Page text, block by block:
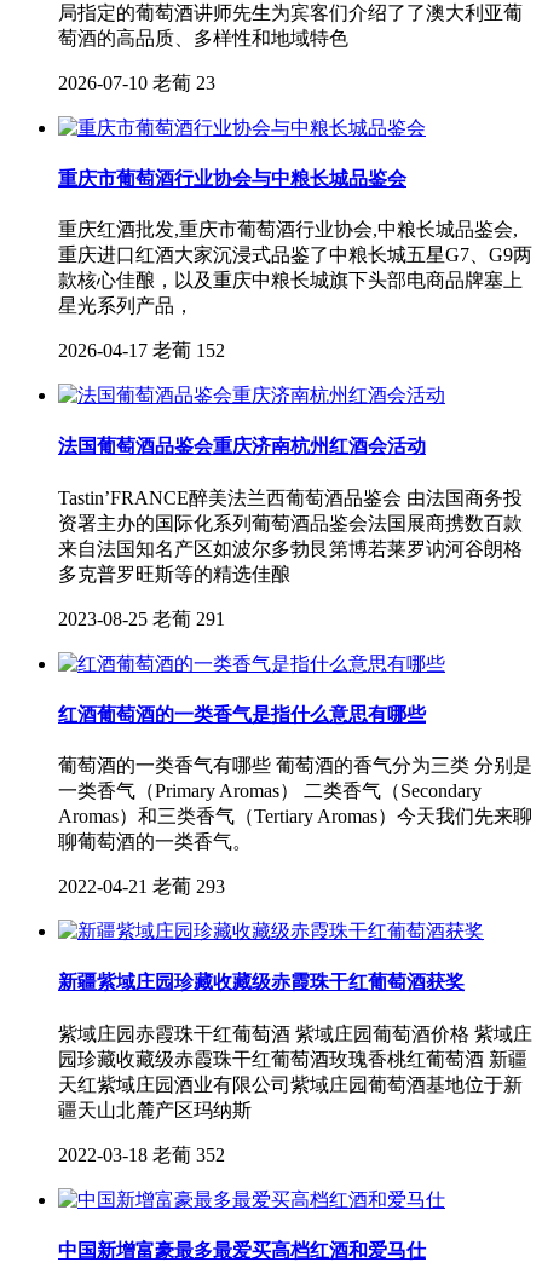
局指定的葡萄酒讲师先生为宾客们介绍了了澳大利亚葡
萄酒的高品质、多样性和地域特色
2026-07-10 老葡 23
重庆市葡萄酒行业协会与中粮长城品鉴会
重庆红酒批发,重庆市葡萄酒行业协会,中粮长城品鉴会,
重庆进口红酒大家沉浸式品鉴了中粮长城五星G7、G9两
款核心佳酿，以及重庆中粮长城旗下头部电商品牌塞上
星光系列产品，
2026-04-17 老葡 152
法国葡萄酒品鉴会重庆济南杭州红酒会活动
Tastin’FRANCE醉美法兰西葡萄酒品鉴会 由法国商务投
资署主办的国际化系列葡萄酒品鉴会法国展商携数百款
来自法国知名产区如波尔多勃艮第博若莱罗讷河谷朗格
多克普罗旺斯等的精选佳酿
2023-08-25 老葡 291
红酒葡萄酒的一类香气是指什么意思有哪些
葡萄酒的一类香气有哪些 葡萄酒的香气分为三类 分别是
一类香气（Primary Aromas） 二类香气（Secondary
Aromas）和三类香气（Tertiary Aromas）今天我们先来聊
聊葡萄酒的一类香气。
2022-04-21 老葡 293
新疆紫域庄园珍藏收藏级赤霞珠干红葡萄酒获奖
紫域庄园赤霞珠干红葡萄酒 紫域庄园葡萄酒价格 紫域庄
园珍藏收藏级赤霞珠干红葡萄酒玫瑰香桃红葡萄酒 新疆
天红紫域庄园酒业有限公司紫域庄园葡萄酒基地位于新
疆天山北麓产区玛纳斯
2022-03-18 老葡 352
中国新增富豪最多最爱买高档红酒和爱马仕